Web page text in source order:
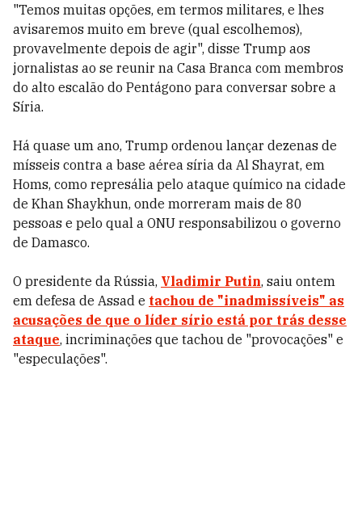
"Temos muitas opções, em termos militares, e lhes
avisaremos muito em breve (qual escolhemos),
provavelmente depois de agir", disse Trump aos
jornalistas ao se reunir na Casa Branca com membros
do alto escalão do Pentágono para conversar sobre a
Síria.
Há quase um ano, Trump ordenou lançar dezenas de
mísseis contra a base aérea síria da Al Shayrat, em
Homs, como represália pelo ataque químico na cidade
de Khan Shaykhun, onde morreram mais de 80
pessoas e pelo qual a ONU responsabilizou o governo
de Damasco.
O presidente da Rússia, Vladimir Putin, saiu ontem
em defesa de Assad e tachou de "inadmissíveis" as
acusações de que o líder sírio está por trás desse
ataque, incriminações que tachou de "provocações" e
"especulações".